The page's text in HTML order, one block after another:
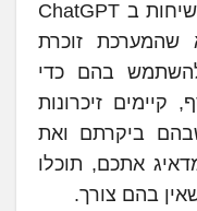
דפדפן אטלס כולל את זיכרון השיחות ב ChatGPT
שהמערכת זוכרת
להשתמש בהם כדי
קיימים זיכרונות
ביקרתם ואת
אתכם, תוכלו
בהם צורך.